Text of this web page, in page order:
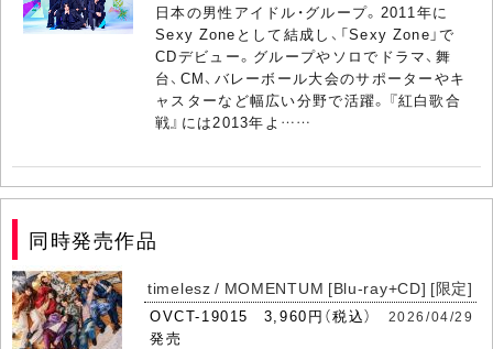
日本の男性アイドル・グループ。2011年に
Sexy Zoneとして結成し、「Sexy Zone」で
CDデビュー。グループやソロでドラマ、舞
台、CM、バレーボール大会のサポーターやキ
ャスターなど幅広い分野で活躍。『紅白歌合
戦』には2013年よ……
同時発売作品
timelesz / MOMENTUM [Blu-ray+CD] [限定]
OVCT-19015 3,960円（税込） 2026/04/29
発売